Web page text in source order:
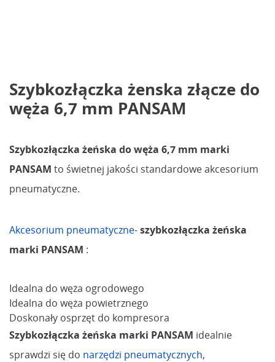
Szybkozłączka żenska złącze do
węża 6,7 mm PANSAM
Szybkozłączka żeńska do węża 6,7 mm marki
PANSAM to świetnej jakości standardowe akcesorium
pneumatyczne.
Akcesorium pneumatyczne-szybkozłączka żeńska
marki PANSAM :
Idealna do węża ogrodowego
Idealna do węża powietrznego
Doskonały osprzęt do kompresora
Szybkozłączka żeńska marki PANSAM idealnie
sprawdzi się do narzędzi pneumatycznych,